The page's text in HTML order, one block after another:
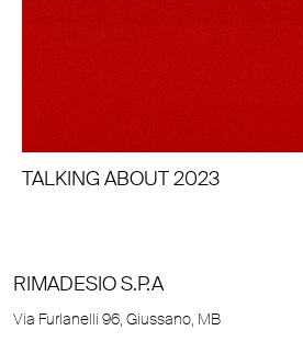
TALKING ABOUT 2023
RIMADESIO S.P.A
Via Furlanelli 96, Giussano, MB